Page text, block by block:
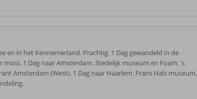
en in het Kennemerland. Prachtig. 1 Dag gewandeld in de
1 Dag naar Amsterdam. Stedelijk museum en Foam. 's
Amsterdam (West). 1 Dag naar Haarlem. Frans Hals museum,